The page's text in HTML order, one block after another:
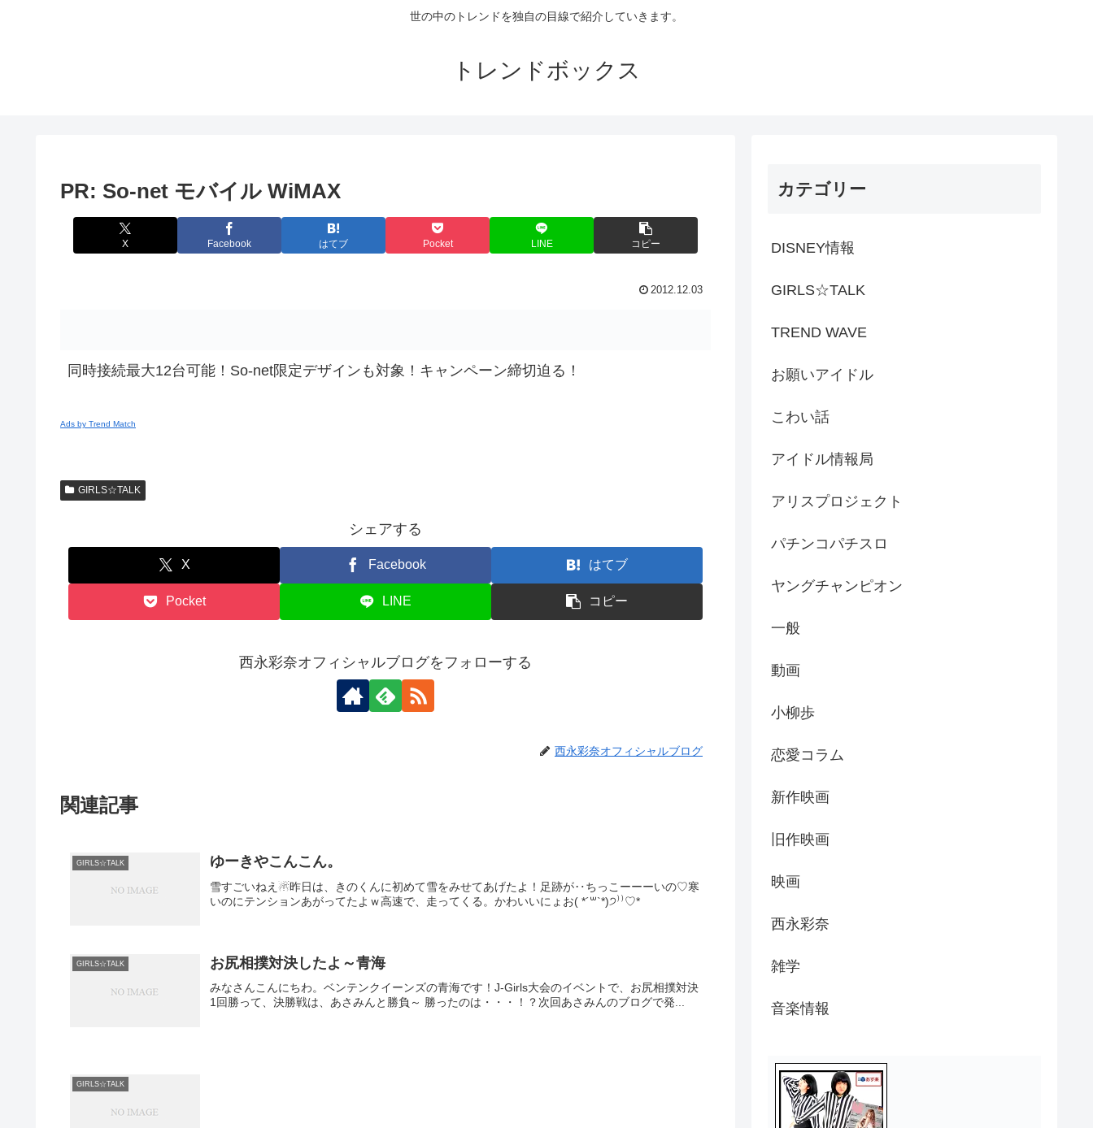
世の中のトレンドを独自の目線で紹介していきます。
トレンドボックス
PR: So-net モバイル WiMAX
X Facebook はてブ Pocket LINE コピー
2012.12.03
同時接続最大12台可能！So-net限定デザインも対象！キャンペーン締切迫る！
Ads by Trend Match
GIRLS☆TALK
シェアする
X Facebook はてブ
Pocket LINE コピー
西永彩奈オフィシャルブログをフォローする
西永彩奈オフィシャルブログ
関連記事
GIRLS☆TALK ゆーきやこんこん。
雪すごいねえ☃昨日は、きのくんに初めて雪をみせてあげたよ！足跡が‥ちっこーーーいの♡寒
いのにテンションあがってたよｗ高速で、走ってくる。かわいいにょお( *´꒳`*)੭⁾⁾♡*
GIRLS☆TALK お尻相撲対決したよ～青海
みなさんこんにちわ。ベンテンクイーンズの青海です！J-Girls大会のイベントで、お尻相撲対決
1回勝って、決勝戦は、あさみんと勝負～ 勝ったのは・・・！？次回あさみんのブログで発...
GIRLS☆TALK
カテゴリー
DISNEY情報
GIRLS☆TALK
TREND WAVE
お願いアイドル
こわい話
アイドル情報局
アリスプロジェクト
パチンコパチスロ
ヤングチャンピオン
一般
動画
小柳歩
恋愛コラム
新作映画
旧作映画
映画
西永彩奈
雑学
音楽情報